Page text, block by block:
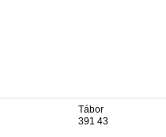
Tábor
391 43